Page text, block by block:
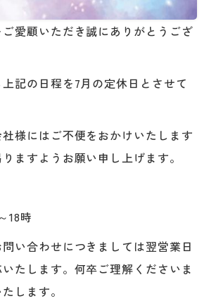
愛顧いただき誠にありがとうござ
記の日程を7月の定休日とさせて
様にはご不便をおかけいたします
ますようお願い申し上げます。
18時
い合わせにつきましては翌営業日
たします。何卒ご理解くださいま
します。